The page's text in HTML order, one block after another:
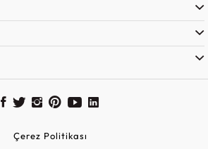
Çerez Politikası